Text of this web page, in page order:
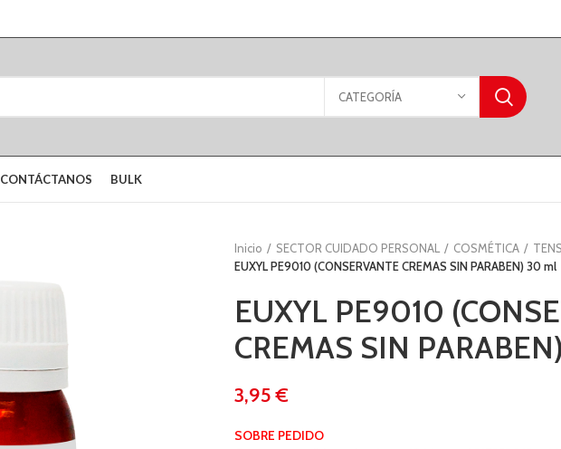
CATEGORÍA
CONTÁCTANOS BULK
Inicio SECTOR CUIDADO PERSONAL COSMÉTICA
EUXYL PE9010 (CONSERVANTE CREMAS SIN PARABEN) 30 ml
EUXYL PE9010
CREMAS SIN
€
SOBRE PEDIDO